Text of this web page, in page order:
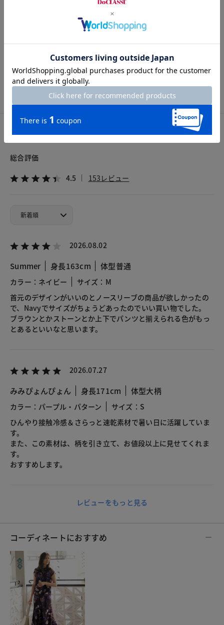
S M XL
カスタマーレビュー
総合評価
4.5 153レビュー
2026.08.02
Summer 身長163cm 体型普通
カラー：ネイビー
サイズ：M
首元のデザインがいいのとノースリーブの商品が欲しかったの
で、Navyでサイズがちょうどあったのでいい買い物でした。
ブラウンとかストーンとか上下でパンツと揃えられる色がもっ
とあるといいなと思います。
2026.07.27
みみぴょんぴょん 身長171cm 体型大柄
カラー：パープル・パターン
サイズ：S
ひんやり接触冷感＆さらっと速乾素材で暑い日に活躍していま
す。
また、この素材は、柄を引き立て、お値段以上に見せてくれま
す。
おすすめします。
レビューをもっと見る
コーディネートにおすすめ